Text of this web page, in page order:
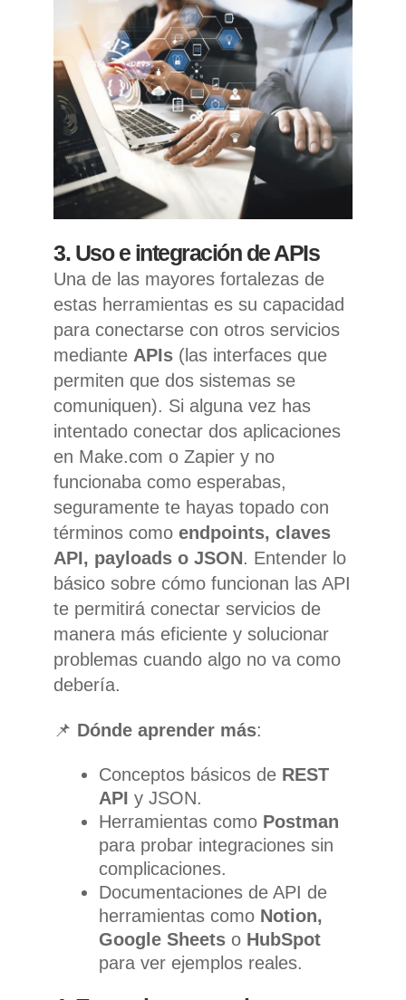
3. Uso e integración de APIs
Una de las mayores fortalezas de
estas herramientas es su capacidad
para conectarse con otros servicios
mediante APIs (las interfaces que
permiten que dos sistemas se
comuniquen). Si alguna vez has
intentado conectar dos aplicaciones
en Make.com o Zapier y no
funcionaba como esperabas,
seguramente te hayas topado con
términos como endpoints, claves
API, payloads o JSON. Entender lo
básico sobre cómo funcionan las API
te permitirá conectar servicios de
manera más eficiente y solucionar
problemas cuando algo no va como
debería.
📌 Dónde aprender más:
Conceptos básicos de REST
API y JSON.
Herramientas como Postman
para probar integraciones sin
complicaciones.
Documentaciones de API de
herramientas como Notion,
Google Sheets o HubSpot
para ver ejemplos reales.